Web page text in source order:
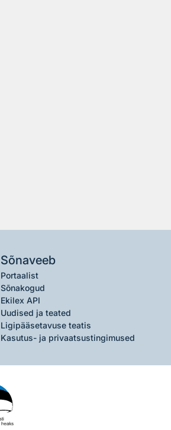
Sõnaveeb
Portaalist
Sõnakogud
Ekilex API
Uudised ja teated
Ligipääsetavuse teatis
Kasutus- ja privaatsustingimused